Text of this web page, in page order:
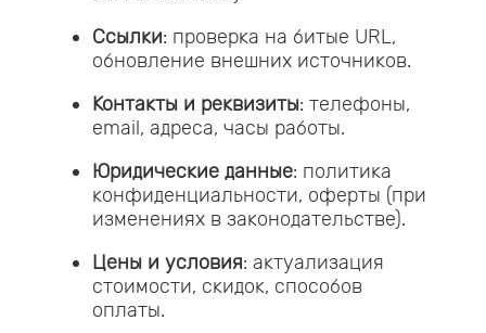
Ссылки: проверка на битые URL,
обновление внешних источников.
Контакты и реквизиты: телефоны,
email, адреса, часы работы.
Юридические данные: политика
конфиденциальности, оферты (при
изменениях в законодательстве).
Цены и условия: актуализация
стоимости, скидок, способов
оплаты.